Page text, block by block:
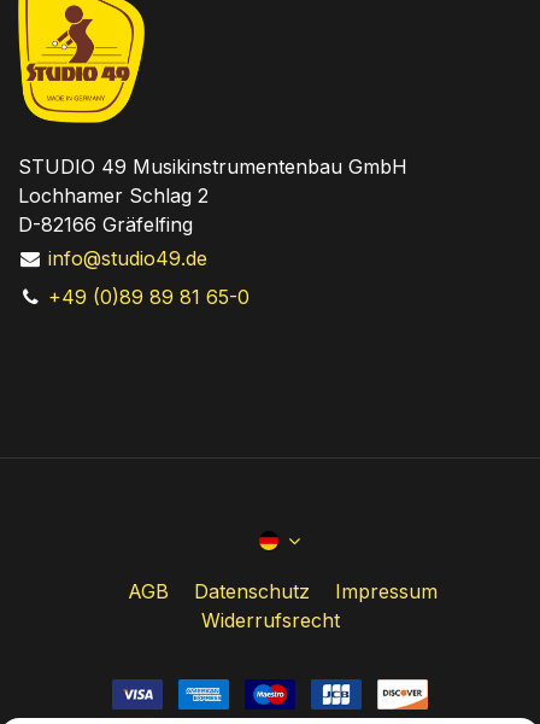
STUDIO 49 Musikinstrumentenbau GmbH
Lochhamer Schlag 2
D-82166 Gräfelfing
info@studio49.de
+49 (0)89 89 81 65-0
AGB Datenschutz
Impressum
Widerrufsrecht